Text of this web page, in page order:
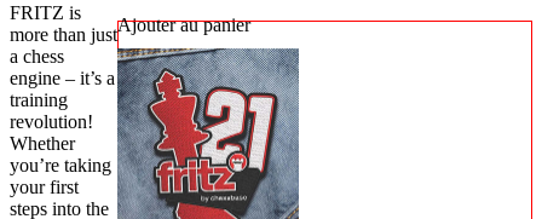
Ajouter au panier
FRITZ is
more than just
a chess
engine – it’s a
training
revolution!
Whether
you’re taking
your first
steps into the